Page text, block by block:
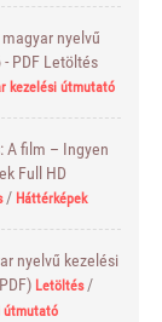
nyelvű
PDF Letöltés
kezelési útmutató
A film – Ingyen
Full HD
/ Háttérképek
nyelvű kezelési
Letöltés/
útmutató